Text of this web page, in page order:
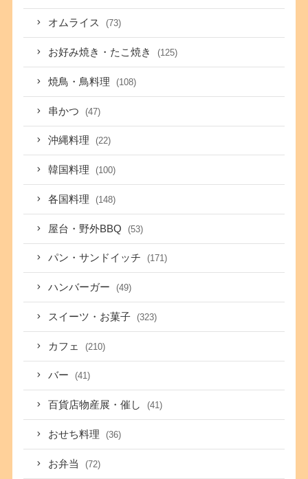
オムライス (73)
お好み焼き・たこ焼き (125)
焼鳥・鳥料理 (108)
串かつ (47)
沖縄料理 (22)
韓国料理 (100)
各国料理 (148)
屋台・野外BBQ (53)
パン・サンドイッチ (171)
ハンバーガー (49)
スイーツ・お菓子 (323)
カフェ (210)
バー (41)
百貨店物産展・催し (41)
おせち料理 (36)
お弁当 (72)